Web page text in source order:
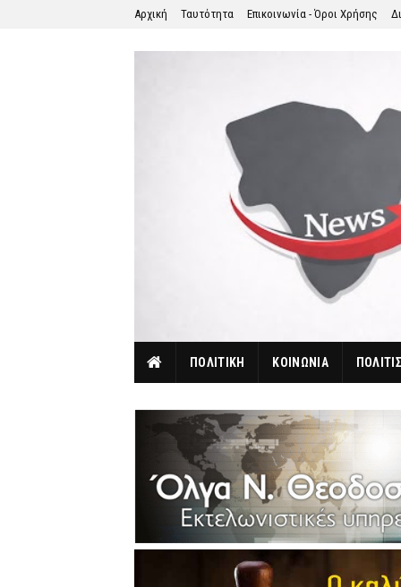
Αρχική Ταυτότητα Επικοινωνία - Όροι Χρήσης
ΠΟΛΙΤΙΚΗ ΚΟΙΝΩΝΙΑ